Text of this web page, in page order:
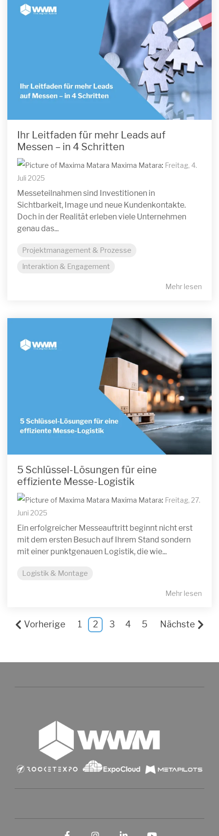
Ihr Leitfaden für mehr Leads auf
Messen – in 4 Schritten
Maxima Matara: Freitag, 4.
Juli 2025
Messeteilnahmen sind Investitionen in
Sichtbarkeit, Image und neue Kundenkontakte.
Doch in der Realität erleben viele Unternehmen
genau das...
Projektmanagement & Prozesse
Interaktion & Engagement
Mehr lesen
5 Schlüssel-Lösungen für eine
effiziente Messe-Logistik
Maxima Matara: Freitag, 27.
Juni 2025
Ein erfolgreicher Messeauftritt beginnt nicht erst
mit dem ersten Besuch auf Ihrem Stand sondern
mit einer punktgenauen Logistik, die wie...
Logistik & Montage
Mehr lesen
Vorherige 1 2 3 4 5 Nächste